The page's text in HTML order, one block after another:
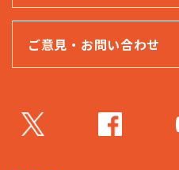
ご意見・お問い合わせ